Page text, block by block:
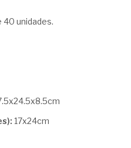
40 unidades.
17x24cm